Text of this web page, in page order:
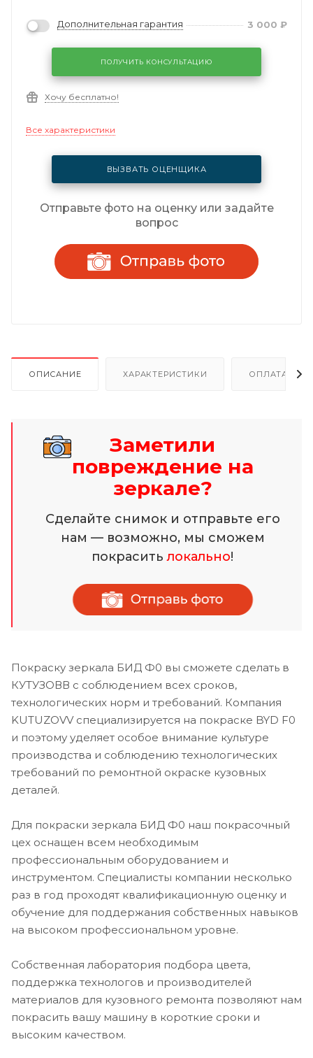
Дополнительная гарантия 3 000 ₽
ПОЛУЧИТЬ КОНСУЛЬТАЦИЮ
Хочу бесплатно!
Все характеристики
ВЫЗВАТЬ ОЦЕНЩИКА
Отправьте фото на оценку или задайте
вопрос
ОПИСАНИЕ ХАРАКТЕРИСТИКИ ОПЛАТА И
Заметили
повреждение на
зеркале?
Сделайте снимок и отправьте его
нам — возможно, мы сможем
покраситьлокально!
Покраску зеркала БИД Ф0 вы сможете сделать в
КУТУЗОВВ с соблюдением всех сроков,
технологических норм и требований. Компания
KUTUZOVV специализируется на покраске BYD F0
и поэтому уделяет особое внимание культуре
производства и соблюдению технологических
требований по ремонтной окраске кузовных
деталей.
Для покраски зеркала БИД Ф0 наш покрасочный
цех оснащен всем необходимым
профессиональным оборудованием и
инструментом. Специалисты компании несколько
раз в год проходят квалификационную оценку и
обучение для поддержания собственных навыков
на высоком профессиональном уровне.
Собственная лаборатория подбора цвета,
поддержка технологов и производителей
материалов для кузовного ремонта позволяют нам
покрасить вашу машину в короткие сроки и
высоким качеством.